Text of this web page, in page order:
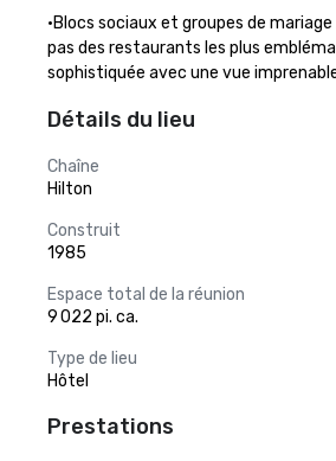
•Blocs sociaux et groupes de
pas des restaurants les plus
sophistiquée avec une vue
Détails du lieu
Chaîne
Hilton
Construit
1985
Espace total de la réunion
9 022 pi. ca.
Type de lieu
Hôtel
Prestations